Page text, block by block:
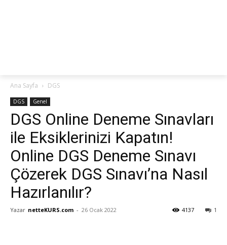
Ana Sayfa DGS
DGS Genel
DGS Online Deneme Sınavları
ile Eksiklerinizi Kapatın!
Online DGS Deneme Sınavı
Çözerek DGS Sınavı’na Nasıl
Hazırlanılır?
Yazar netteKURS.com - 26 Ocak 2022 1
4137